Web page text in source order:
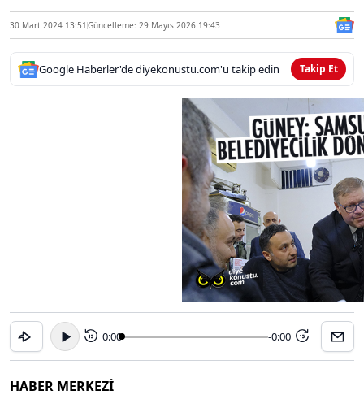
30 Mart 2024 13:51 Güncelleme: 29 Mayıs 2026 19:43
Google Haberler'de diyekonustu.com'u takip edin Takip Et
15 0:00 -0:00 15
HABER MERKEZİ